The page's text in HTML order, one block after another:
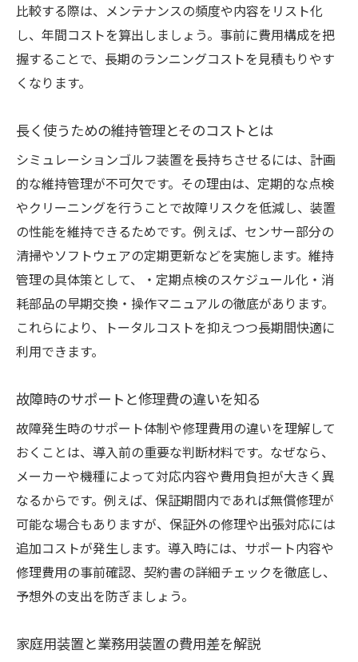
比較する際は、メンテナンスの頻度や内容をリスト化
し、年間コストを算出しましょう。事前に費用構成を把
握することで、長期のランニングコストを見積もりやす
くなります。
長く使うための維持管理とそのコストとは
シミュレーションゴルフ装置を長持ちさせるには、計画
的な維持管理が不可欠です。その理由は、定期的な点検
やクリーニングを行うことで故障リスクを低減し、装置
の性能を維持できるためです。例えば、センサー部分の
清掃やソフトウェアの定期更新などを実施します。維持
管理の具体策として、・定期点検のスケジュール化・消
耗部品の早期交換・操作マニュアルの徹底があります。
これらにより、トータルコストを抑えつつ長期間快適に
利用できます。
故障時のサポートと修理費の違いを知る
故障発生時のサポート体制や修理費用の違いを理解して
おくことは、導入前の重要な判断材料です。なぜなら、
メーカーや機種によって対応内容や費用負担が大きく異
なるからです。例えば、保証期間内であれば無償修理が
可能な場合もありますが、保証外の修理や出張対応には
追加コストが発生します。導入時には、サポート内容や
修理費用の事前確認、契約書の詳細チェックを徹底し、
予想外の支出を防ぎましょう。
家庭用装置と業務用装置の費用差を解説